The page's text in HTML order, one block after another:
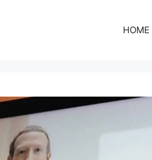
HOME